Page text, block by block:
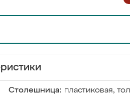
Столешница: пластиковая,